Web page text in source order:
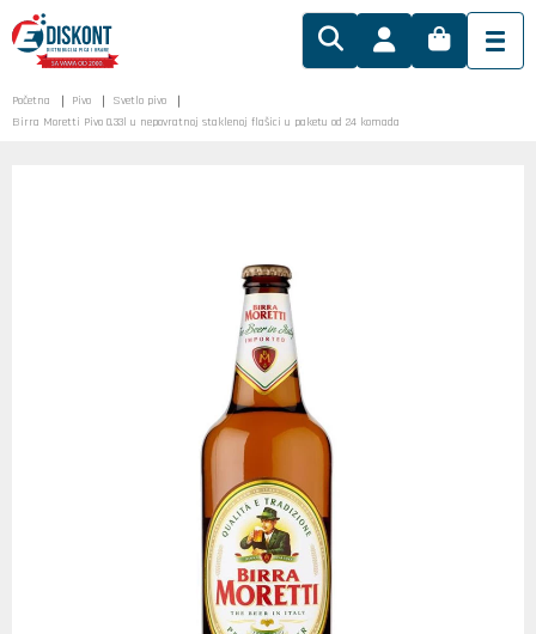
Početna Pivo
Svetlo pivo
Birra Moretti Pivo 0.33l u nepovratnoj staklenoj flašici u paketu od 24 komada